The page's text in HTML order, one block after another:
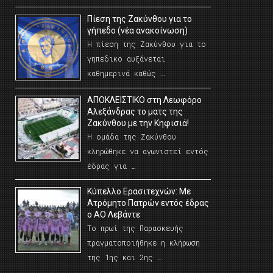
Πίεση της Ζακύνθου για το
γήπεδο (νέα ανακοίνωση)
Η πίεση της Ζακύνθου για το
γηπεδικο αυξάνεται
καθημερινά καθώς …
AΠΟΚΛΕΙΣΤΙΚΟ στη Λεωφόρο
Αλεξάνδρας το ματς της
Ζακύνθου με την Κηφισιά!
Η ομάδα της Ζακύνθου
κληρώθηκε να αγωνιστεί εντός
έδρας για …
Κύπελλο Ερασιτεχνών: Με
Ατρόμητο Πατρών εντός έδρας
ο ΑΟ Λεβάντε
Το πρωί της Παρασκευής
πραγματοποιήθηκε η κλήρωση
της 1ης και 2ης …